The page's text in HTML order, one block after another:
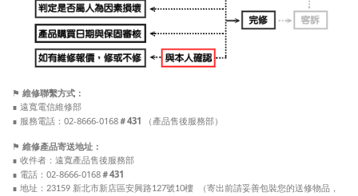
⚑ 維修聯繫方式：
∎ 遠寬電信維修部
∎ 服務電話：02-8666-0168＃431 （產品售後服務部）
⚑ 維修產品寄送地址 ：
∎ 收件者：遠寬產品售後服務部
∎ 電話：02-8666-0168＃431
∎ 地址：23159 新北市新店區安興路127號10樓 （寄出前請妥善包裝您的送修物品，